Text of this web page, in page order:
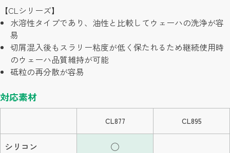
企業情報
お知らせ
お問い合わせ
【CLシリーズ】
水溶性タイプであり、油性と比較してウェーハの洗浄が容
易
切屑混入後もスラリー粘度が低く保たれるため継続使用時
のウェーハ品質維持が可能
砥粒の再分散が容易
対応素材
CL877 CL895
シリコン ◯